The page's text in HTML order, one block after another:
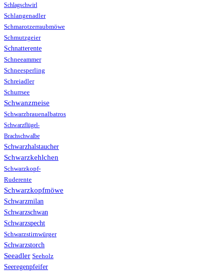
Schlagschwirl
Schlangenadler
Schmarotzerraubmöwe
Schmutzgeier
Schnatterente
Schneeammer
Schneesperling
Schreiadler
Schurrsee
Schwanzmeise
Schwarzbrauenalbatros
Schwarzflügel-
Brachschwalbe
Schwarzhalstaucher
Schwarzkehlchen
Schwarzkopf-
Ruderente
Schwarzkopfmöwe
Schwarzmilan
Schwarzschwan
Schwarzspecht
Schwarzstirnwürger
Schwarzstorch
Seeadler Seeholz
Seeregenpfeifer